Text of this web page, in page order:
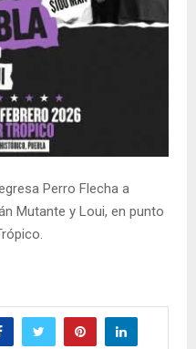
Perro Flecha a
Mutante y Loui, en punto